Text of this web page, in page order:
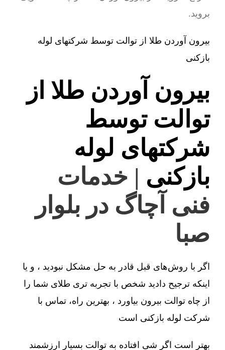
بروید.
بیرون آوردن طلا از توالت توسط شرکتهای لوله
بازکنی
بیرون آوردن طلا از
توالت توسط
شرکتهای لوله
بازکنی | خدمات
فنی آچاگ در بلوار
صبا
اگر با روش‌های قبل قادر به حل مشکل نبودید ، و یا
اینکه ترجیح دادید شخص با تجربه تری طلای شما را
از چاه توالت بیرون بیاورد ، بهترین راه، تماس با
شرکت لوله بازکنی است
بهتر است اگر شی افتاده به توالت بسیار ارزشمند